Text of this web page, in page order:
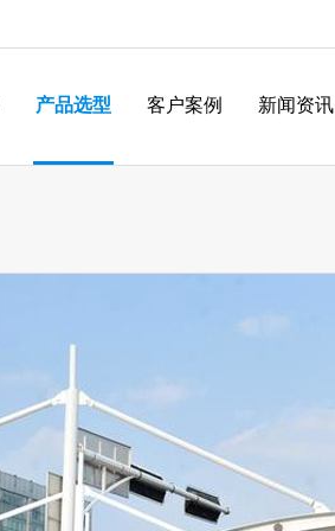
产品选型 客户案例 新闻资讯